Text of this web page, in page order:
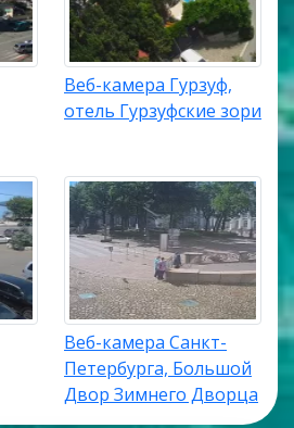
Веб-камера Гурзуф,
отель Гурзуфские зори
Веб-камера Санкт-
Петербурга, Большой
Двор Зимнего Дворца